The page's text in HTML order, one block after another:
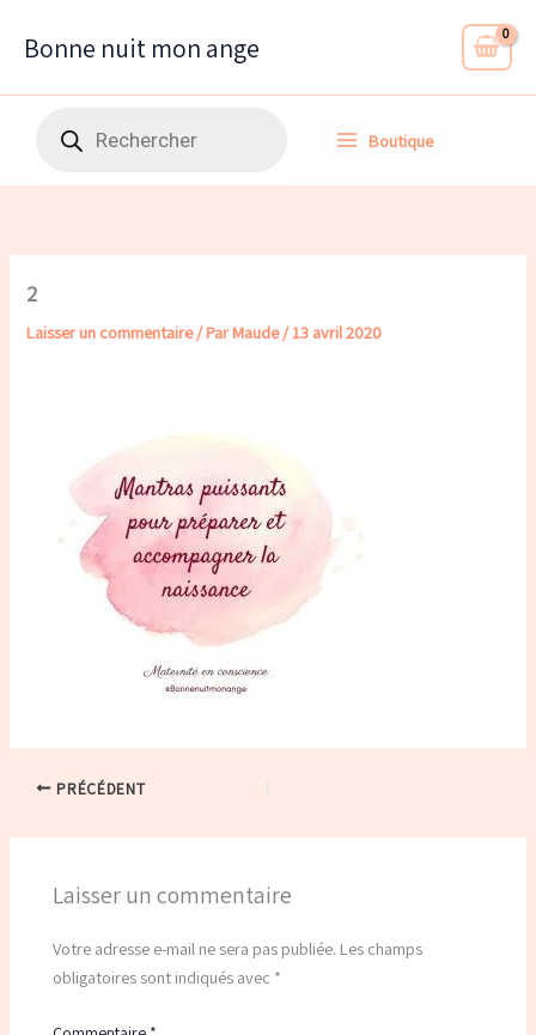
Bonne nuit mon ange
Boutique
2
Laisser un commentaire/ Par Maude/13 avril 2020
PRÉCÉDENT
Laisser un commentaire
Votre adresse e-mail ne sera pas publiée. Les champs
obligatoires sont indiqués avec *